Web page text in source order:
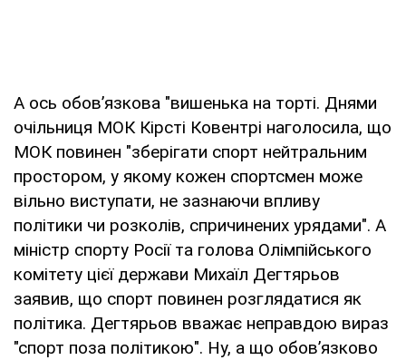
А ось обов’язкова "вишенька на торті. Днями
очільниця МОК Кірсті Ковентрі наголосила, що
МОК повинен "зберігати спорт нейтральним
простором, у якому кожен спортсмен може
вільно виступати, не зазнаючи впливу
політики чи розколів, спричинених урядами". А
міністр спорту Росії та голова Олімпійського
комітету цієї держави Михаїл Дегтярьов
заявив, що спорт повинен розглядатися як
політика. Дегтярьов вважає неправдою вираз
"спорт поза політикою". Ну, а що обов’язково